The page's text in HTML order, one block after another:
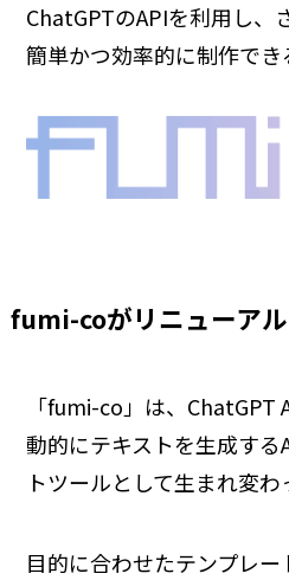
ChatGPTのAPIを利用し、
簡単かつ効率的に制作でき
fumi-coがリニューアル
「fumi-co」は、ChatGPT
動的にテキストを生成する
トツールとして生まれ変わ
目的に合わせたテンプレ